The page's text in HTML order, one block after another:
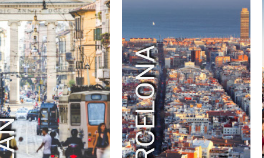
RAD
RADIO FRANCE
RALPH LAUREN
RED BULL
RED STAR FC
REEBOK
RENOVA
REPOSSI
RIOT GAMES
RMC SPORT
ROBIN PRODUCTION
ROCHAS
RODIER
ROLEX PARIS MASTER
RON DORFF
RTL2
SAINT LAURENT
SANDRO
SATELLITE PARIS
SAUCONY
SAVOIR FAIRE
SEAT
SECOURS ISLAMIQUE FRANCE
SÉCURITÉ
SELECTOUR
SELF PORTRAIT
SEPHORA
SERGIO ROSSI
BARCELONA